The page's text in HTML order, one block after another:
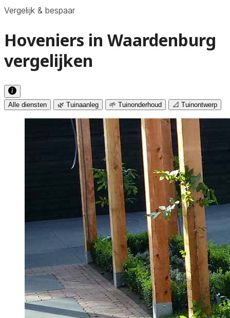
Vergelijk & bespaar
Hoveniers in Waardenburg
vergelijken
Alle diensten 🌿 Tuinaanleg 🌱 Tuinonderhoud 📐 Tuinontwerp